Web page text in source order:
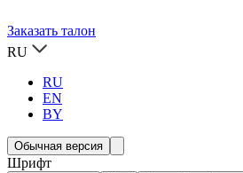
Заказать талон
RU
RU
EN
BY
Обычная версия
Шрифт